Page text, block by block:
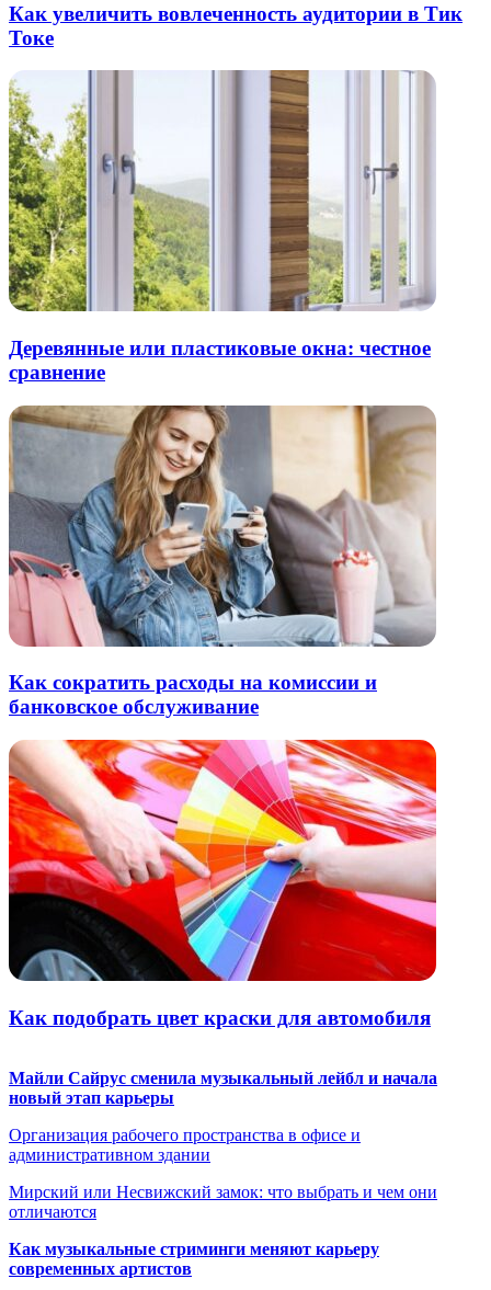
Как увеличить вовлеченность аудитории в Тик
Токе
Деревянные или пластиковые окна: честное
сравнение
Как сократить расходы на комиссии и
банковское обслуживание
Как подобрать цвет краски для автомобиля
Майли Сайрус сменила музыкальный лейбл и начала
новый этап карьеры
Организация рабочего пространства в офисе и
административном здании
Мирский или Несвижский замок: что выбрать и чем они
отличаются
Как музыкальные стриминги меняют карьеру
современных артистов